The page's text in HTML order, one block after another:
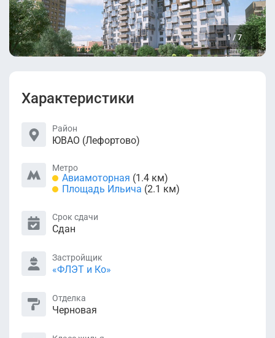
1/7
Характеристики
Район
ЮВАО (Лефортово)
Метро
Авиамоторная (1.4 км)
Площадь Ильича (2.1 км)
Срок сдачи
Сдан
Застройщик
«ФЛЭТ и Ко»
Отделка
Черновая